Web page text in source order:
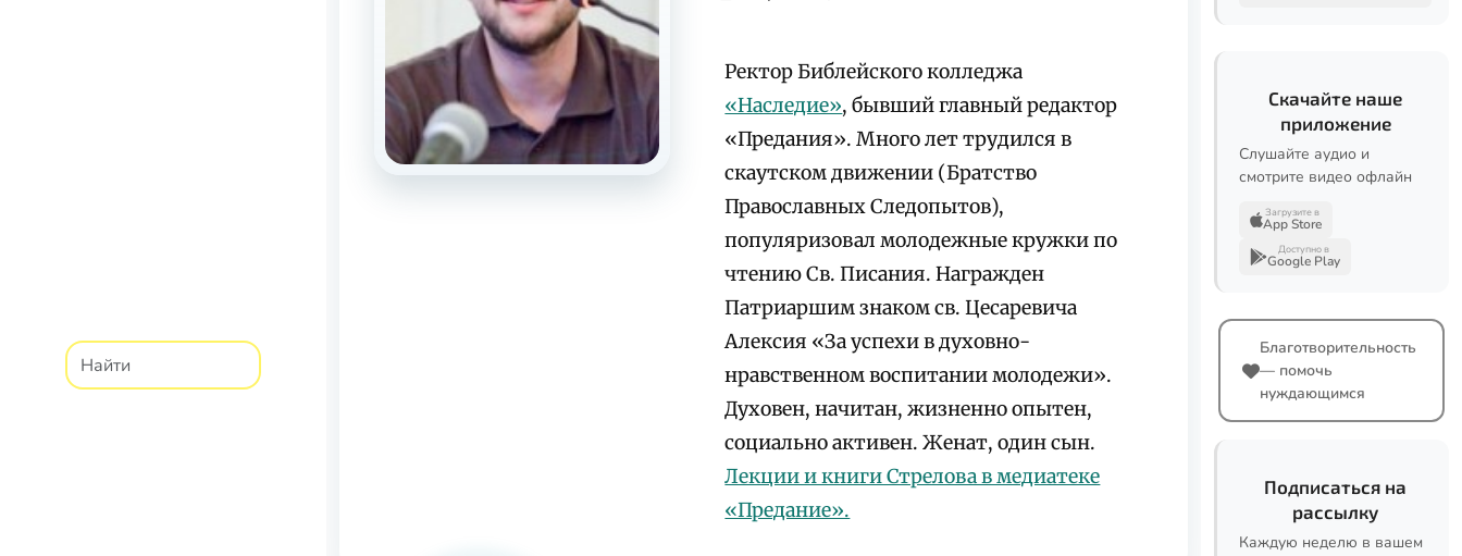
Ректор Библейского колледжа
«Наследие», бывший главный редактор
«Предания». Много лет трудился в
скаутском движении (Братство
Православных Следопытов),
популяризовал молодежные кружки по
чтению Св. Писания. Награжден
Патриаршим знаком св. Цесаревича
Алексия «За успехи в духовно-
нравственном воспитании молодежи».
Духовен, начитан, жизненно опытен,
социально активен. Женат, один сын.
Лекции и книги Стрелова в медиатеке
«Предание».
Скачайте наше
приложение
Слушайте аудио и
смотрите видео офлайн
Загрузите в
App Store
Доступно в
Google Play
Благотворительность
— помочь
нуждающимся
Подписаться на
рассылку
Каждую неделю в вашем